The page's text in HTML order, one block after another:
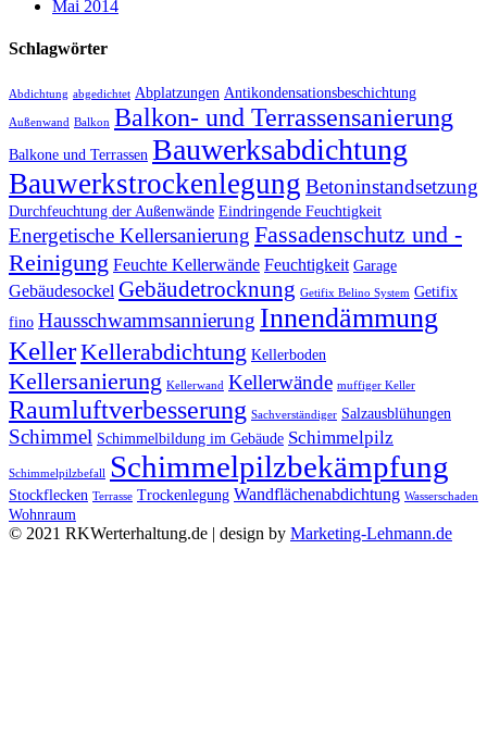
Mai 2014
Schlagwörter
Abdichtung abgedichtet Abplatzungen Antikondensationsbeschichtung
Außenwand Balkon Balkon- und Terrassensanierung
Balkone und Terrassen Bauwerksabdichtung
Bauwerkstrockenlegung Betoninstandsetzung
Durchfeuchtung der Außenwände Eindringende Feuchtigkeit
Energetische Kellersanierung Fassadenschutz und -
Reinigung Feuchte Kellerwände Feuchtigkeit Garage
Gebäudesockel Gebäudetrocknung Getifix Belino System Getifix
fino Hausschwammsannierung Innendämmung
KellerKellerabdichtung Kellerboden
Kellersanierung Kellerwand Kellerwände muffiger Keller
Raumluftverbesserung Sachverständiger Salzausblühungen
Schimmel Schimmelbildung im Gebäude Schimmelpilz
Schimmelpilzbefall Schimmelpilzbekämpfung
Stockflecken Terrasse Trockenlegung Wandflächenabdichtung Wasserschaden
Wohnraum
© 2021 RKWerterhaltung.de | design by Marketing-Lehmann.de